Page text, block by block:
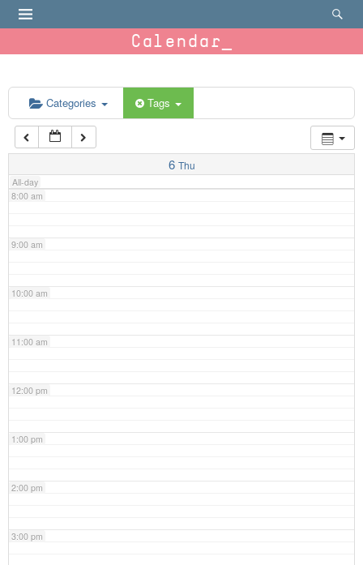
Calendar
Categories Tags
6 Thu
All-day
6:00 am
7:00 am
8:00 am
9:00 am
10:00 am
11:00 am
12:00 pm
1:00 pm
2:00 pm
3:00 pm